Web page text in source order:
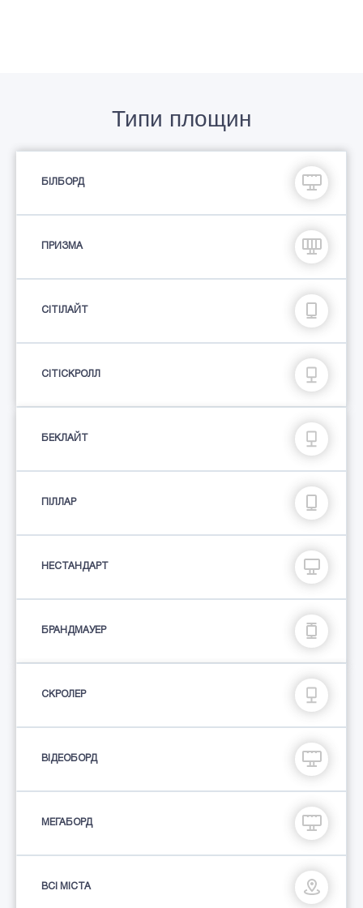
Типи площин
БІЛБОРД
ПРИЗМА
СIТIЛАЙТ
СІТІСКРОЛЛ
БЕКЛАЙТ
ПIЛЛАР
НЕСТАНДАРТ
БРАНДМАУЕР
СКРОЛЕР
ВІДЕОБОРД
МЕГАБОРД
ВСІ МІСТА